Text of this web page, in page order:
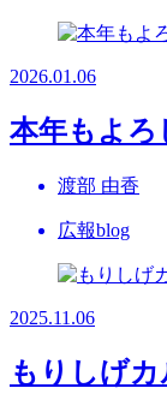
2026.01.06
本年もよろ
渡部 由香
広報blog
2025.11.06
もりしげ